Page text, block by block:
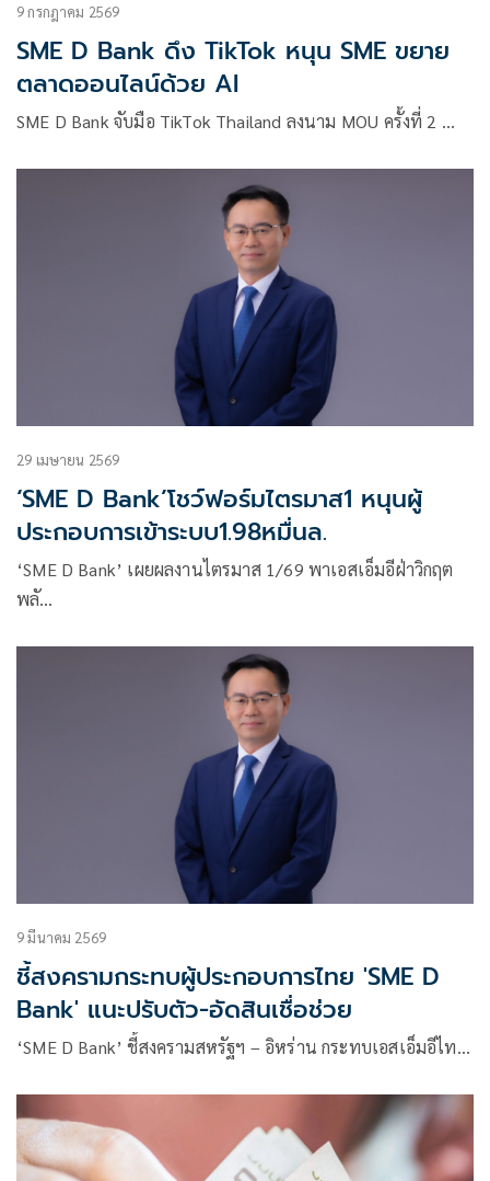
9 กรกฎาคม 2569
SME D Bank ดึง TikTok หนุน SME ขยาย
ตลาดออนไลน์ด้วย AI
SME D Bank จับมือ TikTok Thailand ลงนาม MOU ครั้งที่ 2 …
29 เมษายน 2569
‘SME D Bank’โชว์ฟอร์มไตรมาส1 หนุนผู้
ประกอบการเข้าระบบ1.98หมื่นล.
‘SME D Bank’ เผยผลงานไตรมาส 1/69 พาเอสเอ็มอีฝ่าวิกฤต
พลั…
9 มีนาคม 2569
ชี้สงครามกระทบผู้ประกอบการไทย 'SME D
Bank' แนะปรับตัว-อัดสินเชื่อช่วย
‘SME D Bank’ ชี้สงครามสหรัฐฯ – อิหร่าน กระทบเอสเอ็มอีไท…